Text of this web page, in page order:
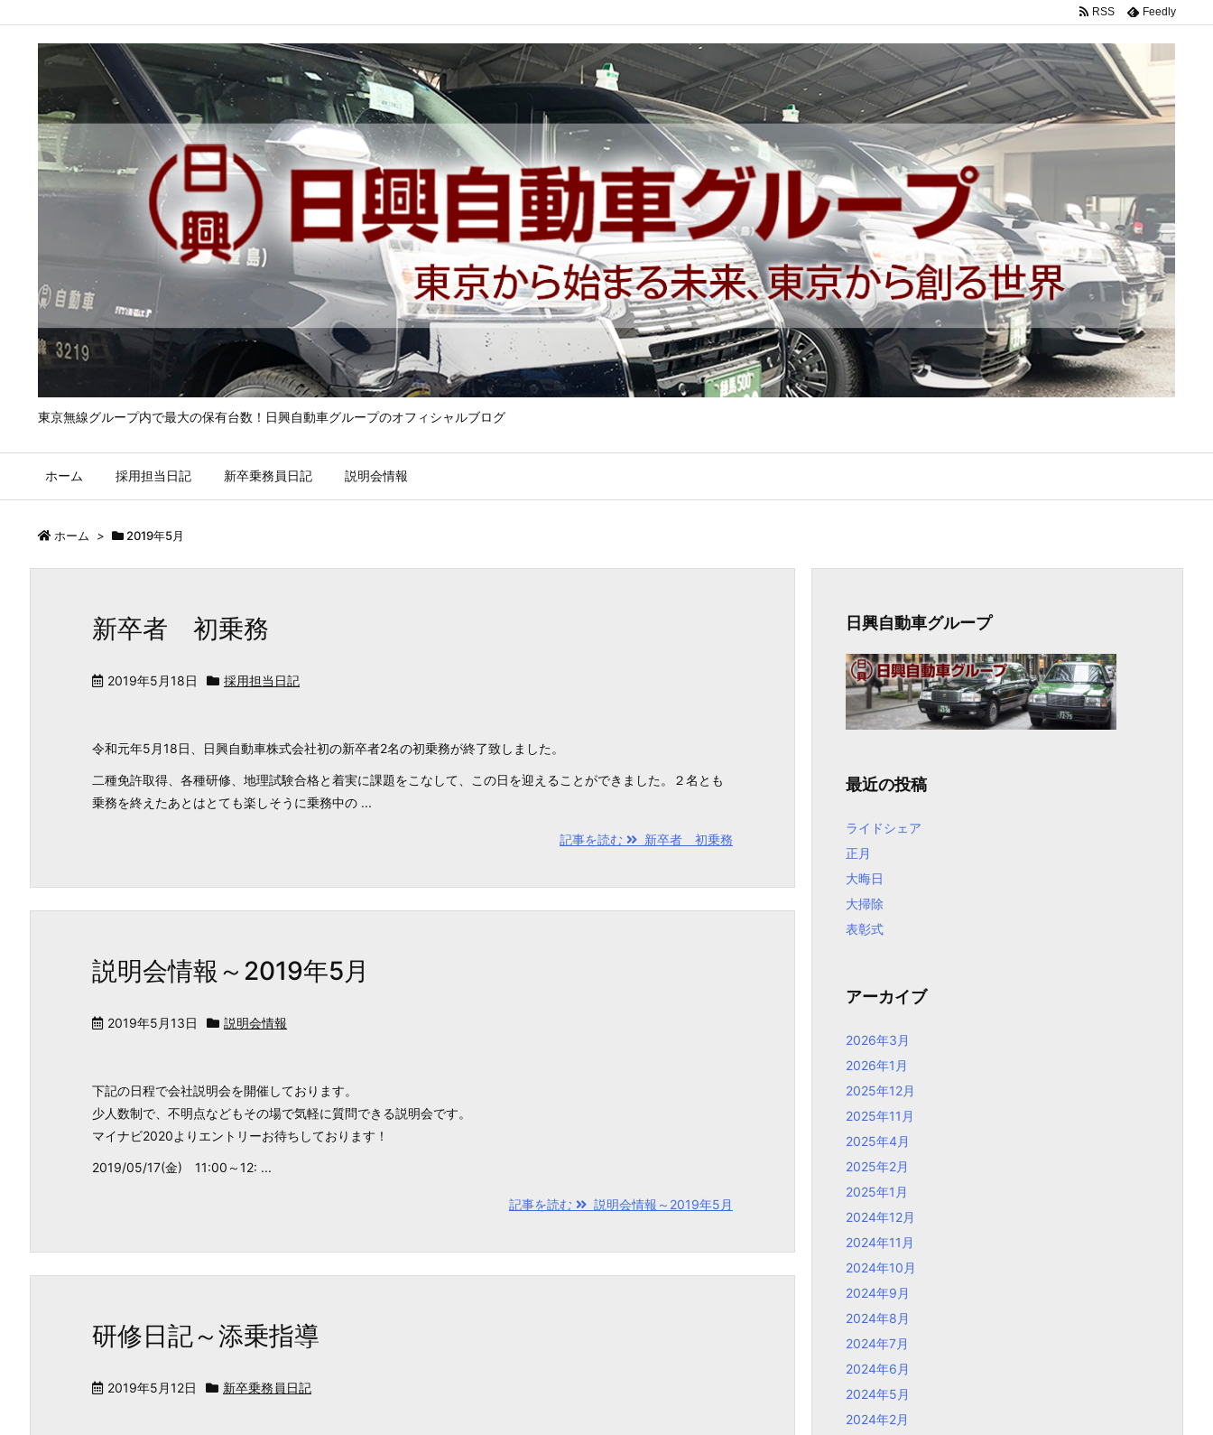
東京無線グループ内で最大の保有台数！日興自動車グループのオフィシャルブログ
ホーム 採用担当日記 新卒乗務員日記 説明会情報
RSS Feedly
ホーム > 2019年5月
新卒者 初乗務
2019年5月18日 採用担当日記
令和元年5月18日、日興自動車株式会社初の新卒者2名の初乗務が終了致しました。
二種免許取得、各種研修、地理試験合格と着実に課題をこなして、この日を迎えることができました。２名とも
乗務を終えたあとはとても楽しそうに乗務中の ...
記事を読む 新卒者 初乗務
説明会情報～2019年5月
2019年5月13日 説明会情報
下記の日程で会社説明会を開催しております。
少人数制で、不明点などもその場で気軽に質問できる説明会です。
マイナビ2020よりエントリーお待ちしております！
2019/05/17(金) 11:00～12: ...
記事を読む 説明会情報～2019年5月
研修日記～添乗指導
2019年5月12日 新卒乗務員日記
日興自動車グループ
最近の投稿
ライドシェア
正月
大晦日
大掃除
表彰式
アーカイブ
2026年3月
2026年1月
2025年12月
2025年11月
2025年4月
2025年2月
2025年1月
2024年12月
2024年11月
2024年10月
2024年9月
2024年8月
2024年7月
2024年6月
2024年5月
2024年2月